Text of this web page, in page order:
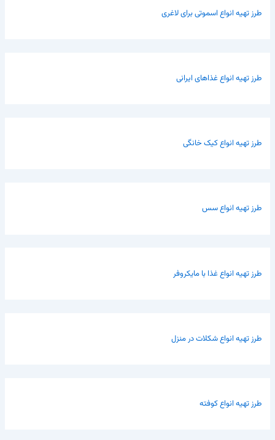
طرز تهیه انواع اسموتی برای لاغری
طرز تهیه انواع غذاهای ایرانی
طرز تهیه انواع کیک خانگی
طرز تهیه انواع سس
طرز تهیه انواع غذا با مایکروفر
طرز تهیه انواع شکلات در منزل
طرز تهیه انواع کوفته